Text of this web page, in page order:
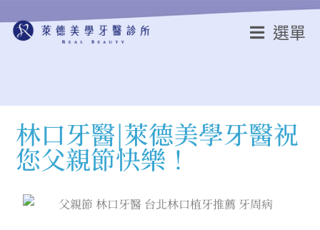
選單
林口牙醫|萊德美學牙醫祝
您父親節快樂！